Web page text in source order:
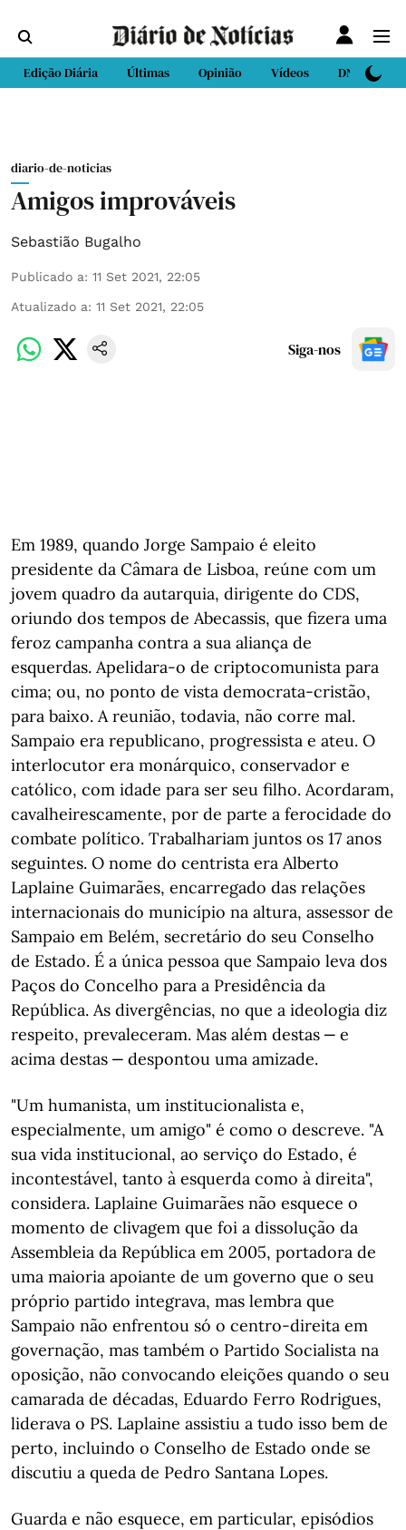
Edição Diária Últimas Opinião Vídeos DN Sport
diario-de-noticias
Amigos improváveis
Sebastião Bugalho
Publicado a: 11 Set 2021, 22:05
Atualizado a: 11 Set 2021, 22:05
Siga-nos
Em 1989, quando Jorge Sampaio é eleito
presidente da Câmara de Lisboa, reúne com um
jovem quadro da autarquia, dirigente do CDS,
oriundo dos tempos de Abecassis, que fizera uma
feroz campanha contra a sua aliança de
esquerdas. Apelidara-o de criptocomunista para
cima; ou, no ponto de vista democrata-cristão,
para baixo. A reunião, todavia, não corre mal.
Sampaio era republicano, progressista e ateu. O
interlocutor era monárquico, conservador e
católico, com idade para ser seu filho. Acordaram,
cavalheirescamente, por de parte a ferocidade do
combate político. Trabalhariam juntos os 17 anos
seguintes. O nome do centrista era Alberto
Laplaine Guimarães, encarregado das relações
internacionais do município na altura, assessor de
Sampaio em Belém, secretário do seu Conselho
de Estado. É a única pessoa que Sampaio leva dos
Paços do Concelho para a Presidência da
República. As divergências, no que a ideologia diz
respeito, prevaleceram. Mas além destas ‒ e
acima destas ‒ despontou uma amizade.
"Um humanista, um institucionalista e,
especialmente, um amigo" é como o descreve. "A
sua vida institucional, ao serviço do Estado, é
incontestável, tanto à esquerda como à direita",
considera. Laplaine Guimarães não esquece o
momento de clivagem que foi a dissolução da
Assembleia da República em 2005, portadora de
uma maioria apoiante de um governo que o seu
próprio partido integrava, mas lembra que
Sampaio não enfrentou só o centro-direita em
governação, mas também o Partido Socialista na
oposição, não convocando eleições quando o seu
camarada de décadas, Eduardo Ferro Rodrigues,
liderava o PS. Laplaine assistiu a tudo isso bem de
perto, incluindo o Conselho de Estado onde se
discutiu a queda de Pedro Santana Lopes.
Guarda e não esquece, em particular, episódios